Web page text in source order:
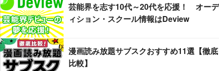
芸能界を志す10代～20代を応援！ オーデ
ィション・スクール情報はDeview
漫画読み放題サブスクおすすめ11選【徹底
比較】